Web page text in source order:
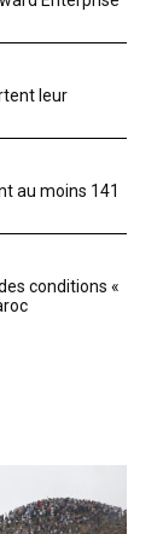
leur
au moins 141
conditions «